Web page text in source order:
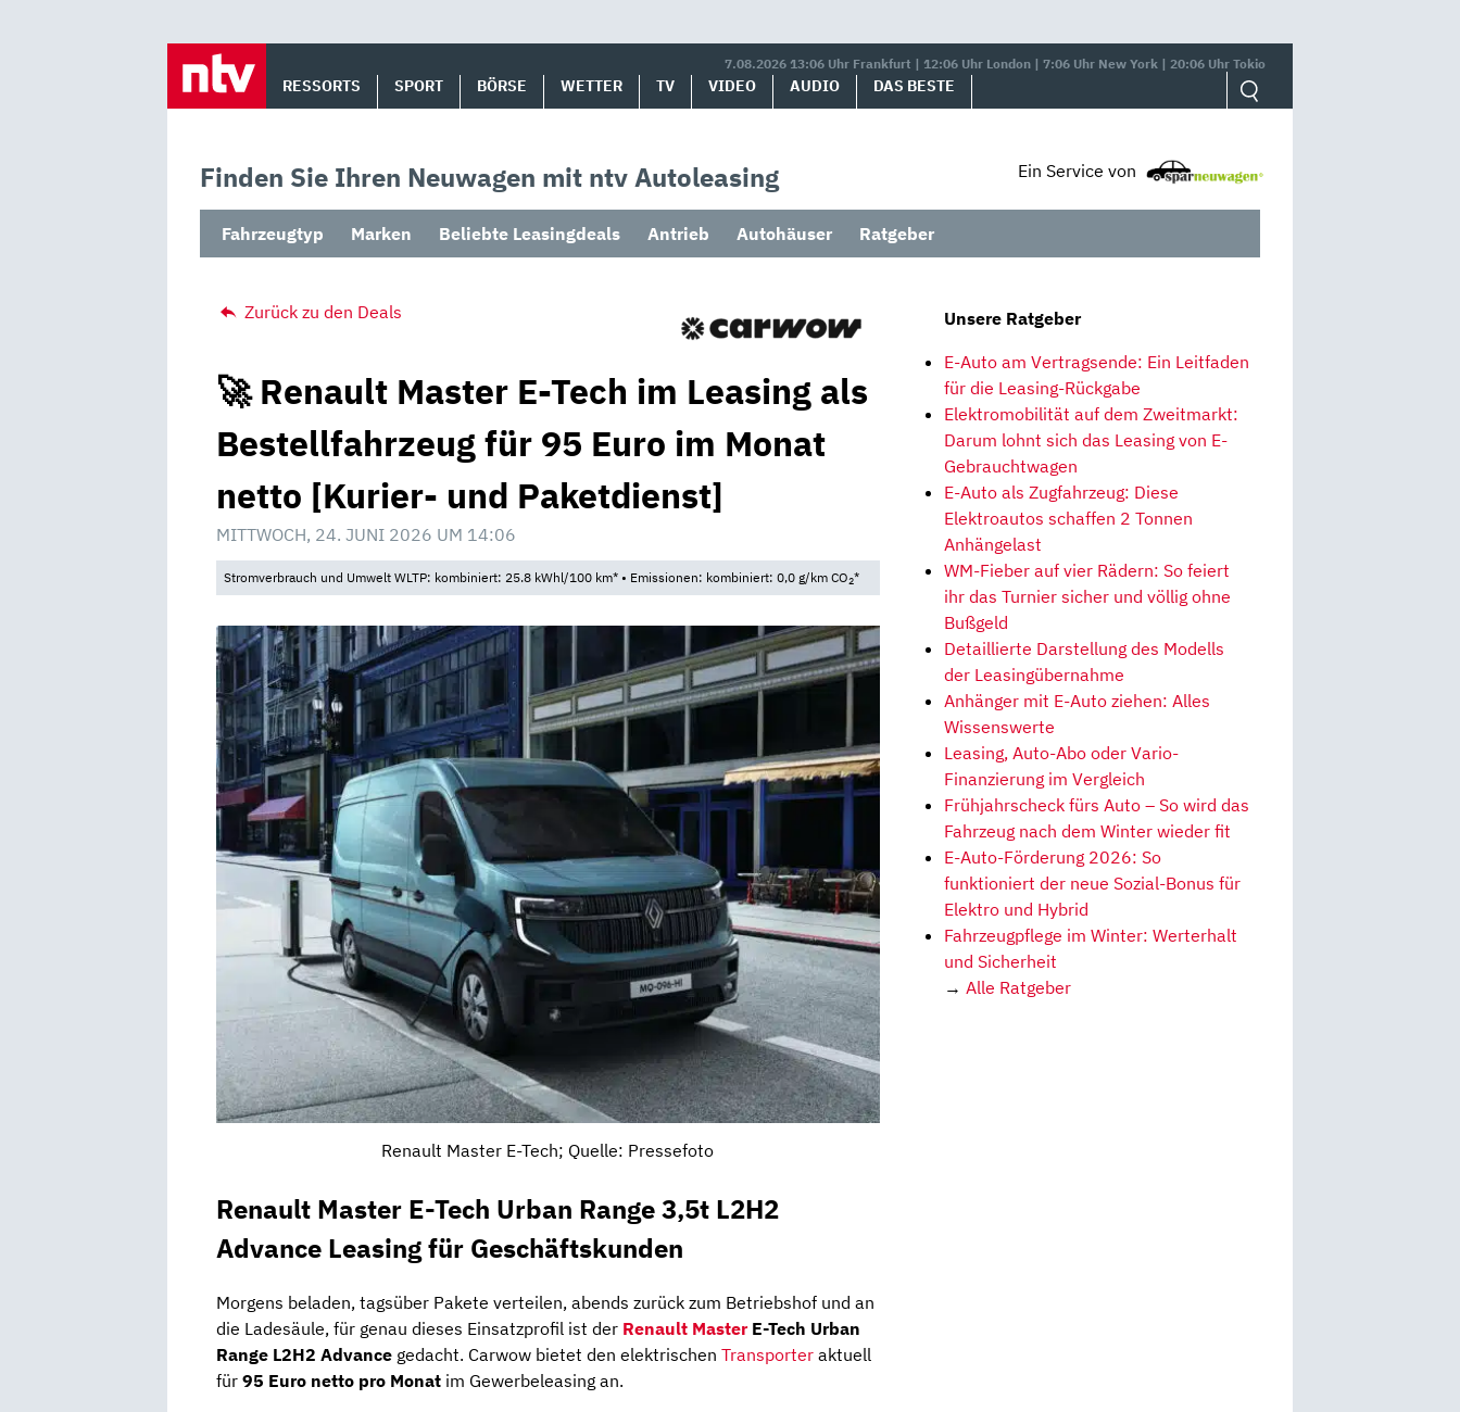
7.08.2026 13:06 Uhr Frankfurt | 12:06 Uhr London | 7:06 Uhr New York | 20:06 Uhr Tokio
RESSORTS SPORT BÖRSE WETTER TV VIDEO AUDIO DAS BESTE
Finden Sie Ihren Neuwagen mit ntv Autoleasing Ein Service von
Fahrzeugtyp Marken Beliebte Leasingdeals Antrieb Autohäuser Ratgeber
Zurück zu den Deals
🚀 Renault Master E-Tech im Leasing als
Bestellfahrzeug für 95 Euro im Monat
netto [Kurier- und Paketdienst]
MITTWOCH, 24. JUNI 2026 UM 14:06
Stromverbrauch und Umwelt WLTP: kombiniert: 25.8 kWhl/100 km* • Emissionen: kombiniert: 0,0 g/km CO2*
Renault Master E-Tech; Quelle: Pressefoto
Renault Master E-Tech Urban Range 3,5t L2H2
Advance Leasing für Geschäftskunden
Morgens beladen, tagsüber Pakete verteilen, abends zurück zum Betriebshof und an
die Ladesäule, für genau dieses Einsatzprofil ist der Renault MasterE-Tech Urban
Range L2H2 Advance gedacht. Carwow bietet den elektrischen Transporter aktuell
für 95 Euro netto pro Monat im Gewerbeleasing an.
Unsere Ratgeber
E-Auto am Vertragsende: Ein Leitfaden
für die Leasing-Rückgabe
Elektromobilität auf dem Zweitmarkt:
Darum lohnt sich das Leasing von E-
Gebrauchtwagen
E-Auto als Zugfahrzeug: Diese
Elektroautos schaffen 2 Tonnen
Anhängelast
WM-Fieber auf vier Rädern: So feiert
ihr das Turnier sicher und völlig ohne
Bußgeld
Detaillierte Darstellung des Modells
der Leasingübernahme
Anhänger mit E-Auto ziehen: Alles
Wissenswerte
Leasing, Auto-Abo oder Vario-
Finanzierung im Vergleich
Frühjahrscheck fürs Auto – So wird das
Fahrzeug nach dem Winter wieder fit
E-Auto-Förderung 2026: So
funktioniert der neue Sozial-Bonus für
Elektro und Hybrid
Fahrzeugpflege im Winter: Werterhalt
und Sicherheit
→ Alle Ratgeber